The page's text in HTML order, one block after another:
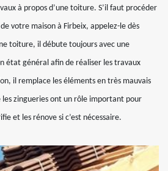
à propos d’une toiture. S’il faut procéder
votre maison à Firbeix, appelez-le dès
toiture, il débute toujours avec une
état général afin de réaliser les travaux
il remplace les éléments en très mauvais
zingueries ont un rôle important pour
et les rénove si c’est nécessaire.